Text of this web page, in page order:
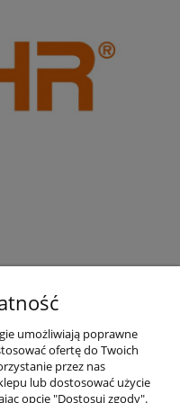
umożliwiają poprawne
ofertę do Twoich
przez nas
lub dostosować użycie
opcję "Dostosuj zgody".